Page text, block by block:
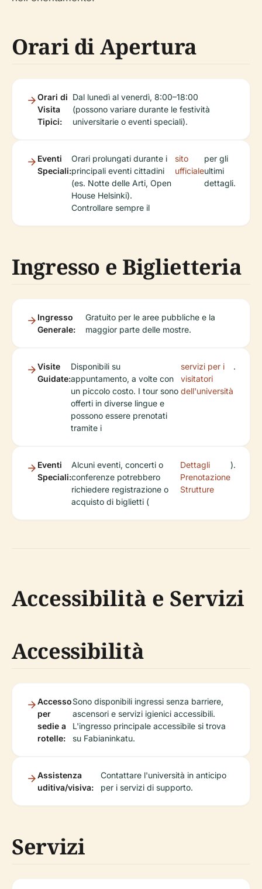
Orari di Apertura
Orari di
Visita
Tipici:
Dal lunedì al venerdì, 8:00–18:00
(possono variare durante le festività
universitarie o eventi speciali).
Eventi
Speciali:
Orari prolungati durante i
principali eventi cittadini
(es. Notte delle Arti, Open
House Helsinki).
Controllare sempre il
sito
ufficiale
per gli
ultimi
dettagli.
Ingresso e Biglietteria
Ingresso
Generale:
Gratuito per le aree pubbliche e la
maggior parte delle mostre.
Visite
Guidate:
Disponibili su
appuntamento, a volte con
un piccolo costo. I tour sono
offerti in diverse lingue e
possono essere prenotati
tramite i
servizi per i
visitatori
dell'università
.
Eventi
Speciali:
Alcuni eventi, concerti o
conferenze potrebbero
richiedere registrazione o
acquisto di biglietti (
Dettagli
Prenotazione
Strutture
).
Accessibilità e Servizi
Accessibilità
Accesso
per
sedie a
rotelle:
Sono disponibili ingressi senza barriere,
ascensori e servizi igienici accessibili.
L'ingresso principale accessibile si trova
su Fabianinkatu.
Assistenza
uditiva/visiva:
Contattare l'università in anticipo
per i servizi di supporto.
Servizi